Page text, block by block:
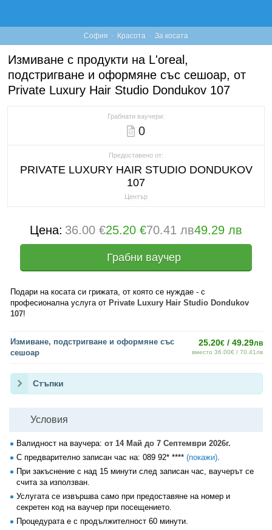
София · Красота · За косата
Измиване с продукти на L'oreal,
подстригване и оформяне със сешоар, от
Private Luxury Hair Studio Dondukov 107
Грабнати ваучери:
0
Предоставено от:
PRIVATE LUXURY HAIR STUDIO DONDUKOV
107
Център
Цена: 36.00 €25.20 €70.41 лв49.29 лв
Грабни ваучер
Подари на косата си грижата, от която се нуждае - с
професионална услуга от Private Luxury Hair Studio Dondukov
107!
Измиване, подстригване и оформяне със
сешоар
25.20€ / 49.29лв
вместо 36.00€ / 70.41лв
Стъпки
Условия
Валидност на ваучера: от 14 Май до 7 Септември 2026г.
С предварително записан час на: 089 92* **** (покажи).
При закъснение с над 15 минути след записан час, ваучерът се
счита за използван.
Услугата се извършва само при предоставяне на номер и
секретен код на ваучер при посещението.
Процедурата е с продължителност 60 минути.